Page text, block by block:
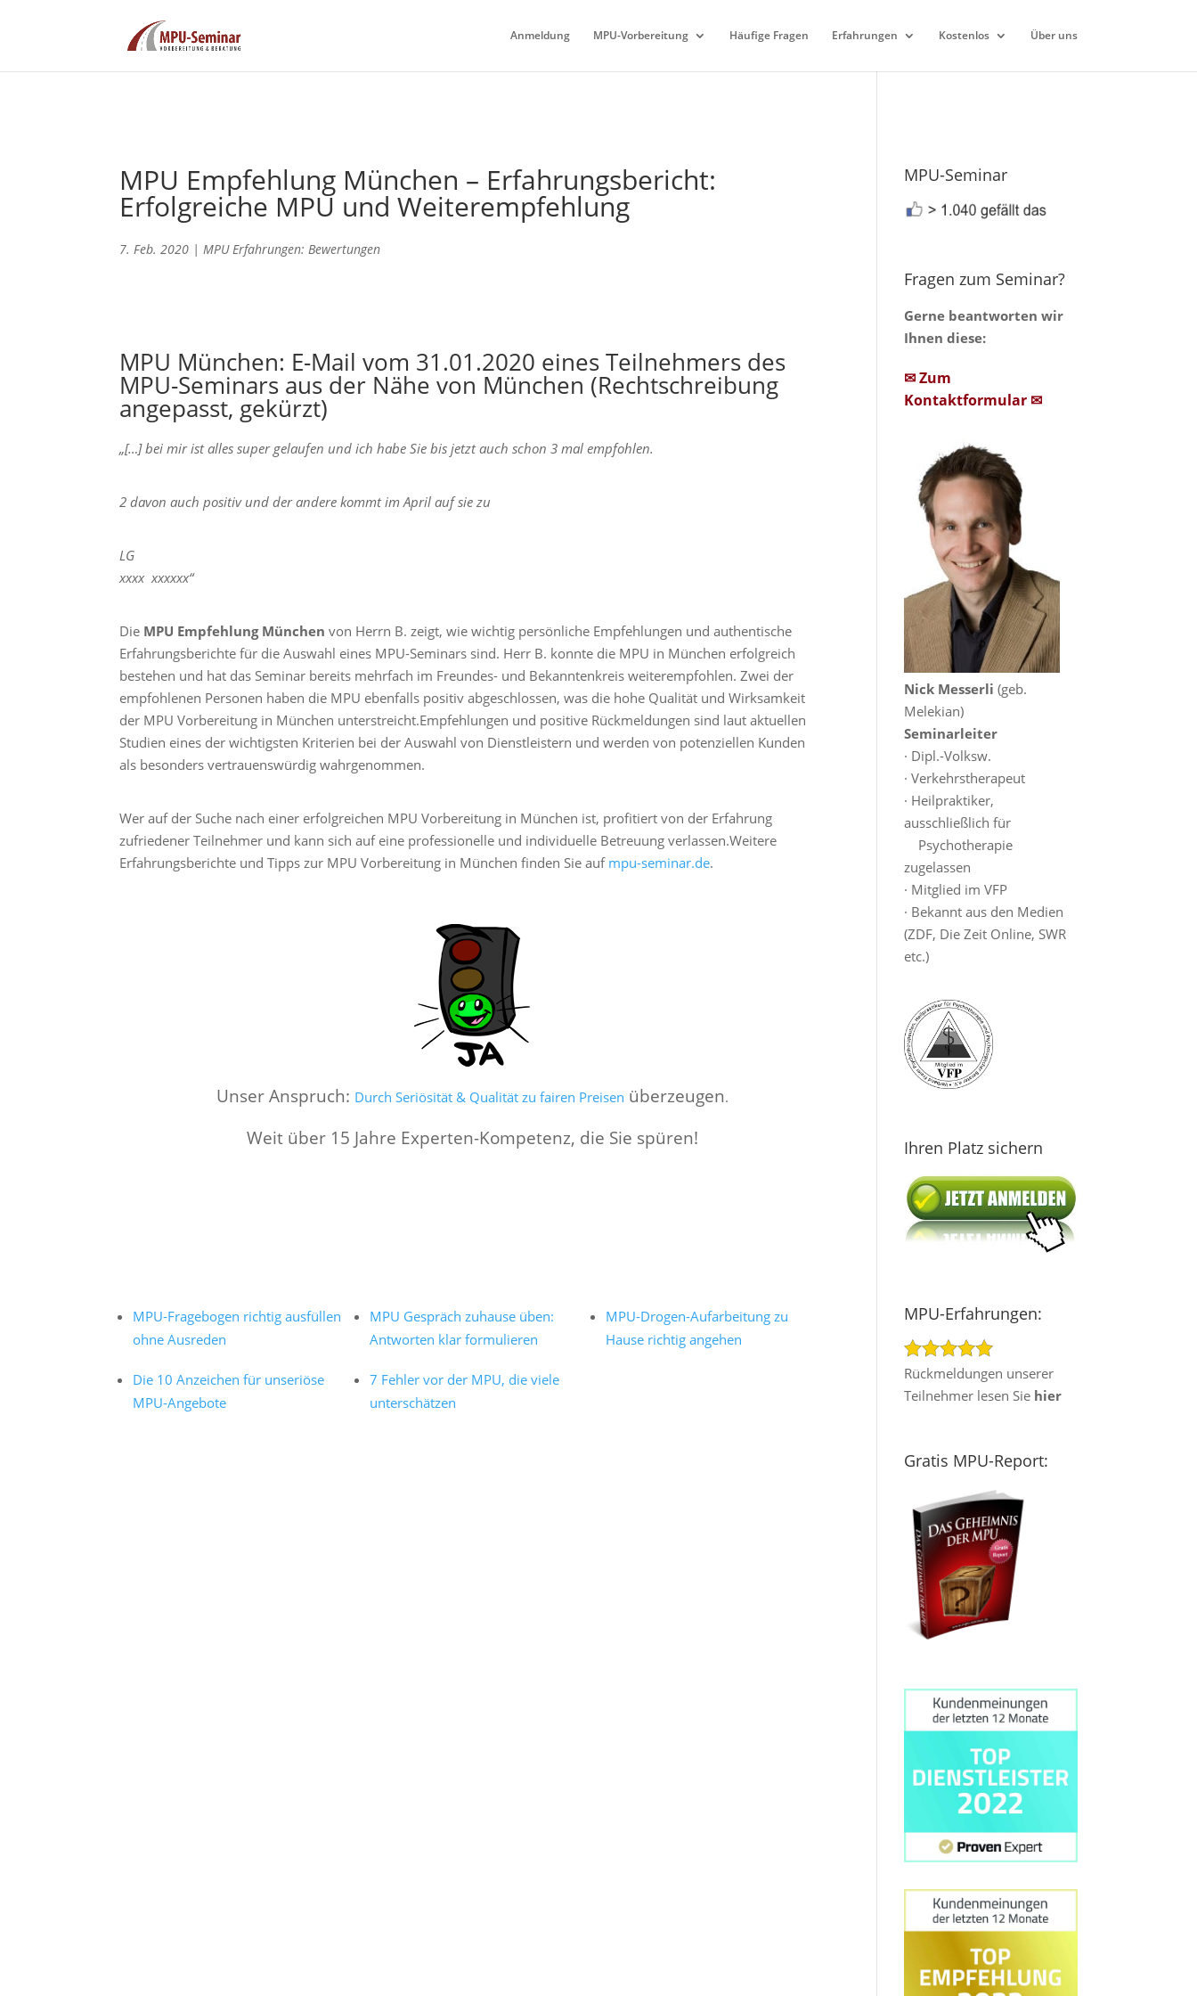
Anmeldung MPU-Vorbereitung Häufige Fragen Erfahrungen Kostenlos Über uns
MPU Empfehlung München – Erfahrungsbericht:
Erfolgreiche MPU und Weiterempfehlung
7. Feb. 2020 |MPU Erfahrungen: Bewertungen
MPU München: E-Mail vom 31.01.2020 eines Teilnehmers des
MPU-Seminars aus der Nähe von München (Rechtschreibung
angepasst, gekürzt)
„[…] bei mir ist alles super gelaufen und ich habe Sie bis jetzt auch schon 3 mal empfohlen.
2 davon auch positiv und der andere kommt im April auf sie zu
LG
xxxx xxxxxx“
Die MPU Empfehlung München von Herrn B. zeigt, wie wichtig persönliche Empfehlungen und authentische
Erfahrungsberichte für die Auswahl eines MPU-Seminars sind. Herr B. konnte die MPU in München erfolgreich
bestehen und hat das Seminar bereits mehrfach im Freundes- und Bekanntenkreis weiterempfohlen. Zwei der
empfohlenen Personen haben die MPU ebenfalls positiv abgeschlossen, was die hohe Qualität und Wirksamkeit
der MPU Vorbereitung in München unterstreicht.Empfehlungen und positive Rückmeldungen sind laut aktuellen
Studien eines der wichtigsten Kriterien bei der Auswahl von Dienstleistern und werden von potenziellen Kunden
als besonders vertrauenswürdig wahrgenommen.
Wer auf der Suche nach einer erfolgreichen MPU Vorbereitung in München ist, profitiert von der Erfahrung
zufriedener Teilnehmer und kann sich auf eine professionelle und individuelle Betreuung verlassen.Weitere
Erfahrungsberichte und Tipps zur MPU Vorbereitung in München finden Sie auf mpu-seminar.de.
Unser Anspruch: Durch Seriösität & Qualität zu fairen Preisen überzeugen.
Weit über 15 Jahre Experten-Kompetenz, die Sie spüren!
MPU-Fragebogen richtig ausfüllen
ohne Ausreden
MPU Gespräch zuhause üben:
Antworten klar formulieren
MPU-Drogen-Aufarbeitung zu
Hause richtig angehen
Die 10 Anzeichen für unseriöse
MPU-Angebote
7 Fehler vor der MPU, die viele
unterschätzen
MPU-Seminar
Fragen zum Seminar?
Gerne beantworten wir
Ihnen diese:
✉ Zum
Kontaktformular ✉
Nick Messerli (geb.
Melekian)
Seminarleiter
· Dipl.-Volksw.
· Verkehrstherapeut
· Heilpraktiker,
ausschließlich für
Psychotherapie
zugelassen
· Mitglied im VFP
· Bekannt aus den Medien
(ZDF, Die Zeit Online, SWR
etc.)
Ihren Platz sichern
MPU-Erfahrungen:
Rückmeldungen unserer
Teilnehmer lesen Sie hier
Gratis MPU-Report: